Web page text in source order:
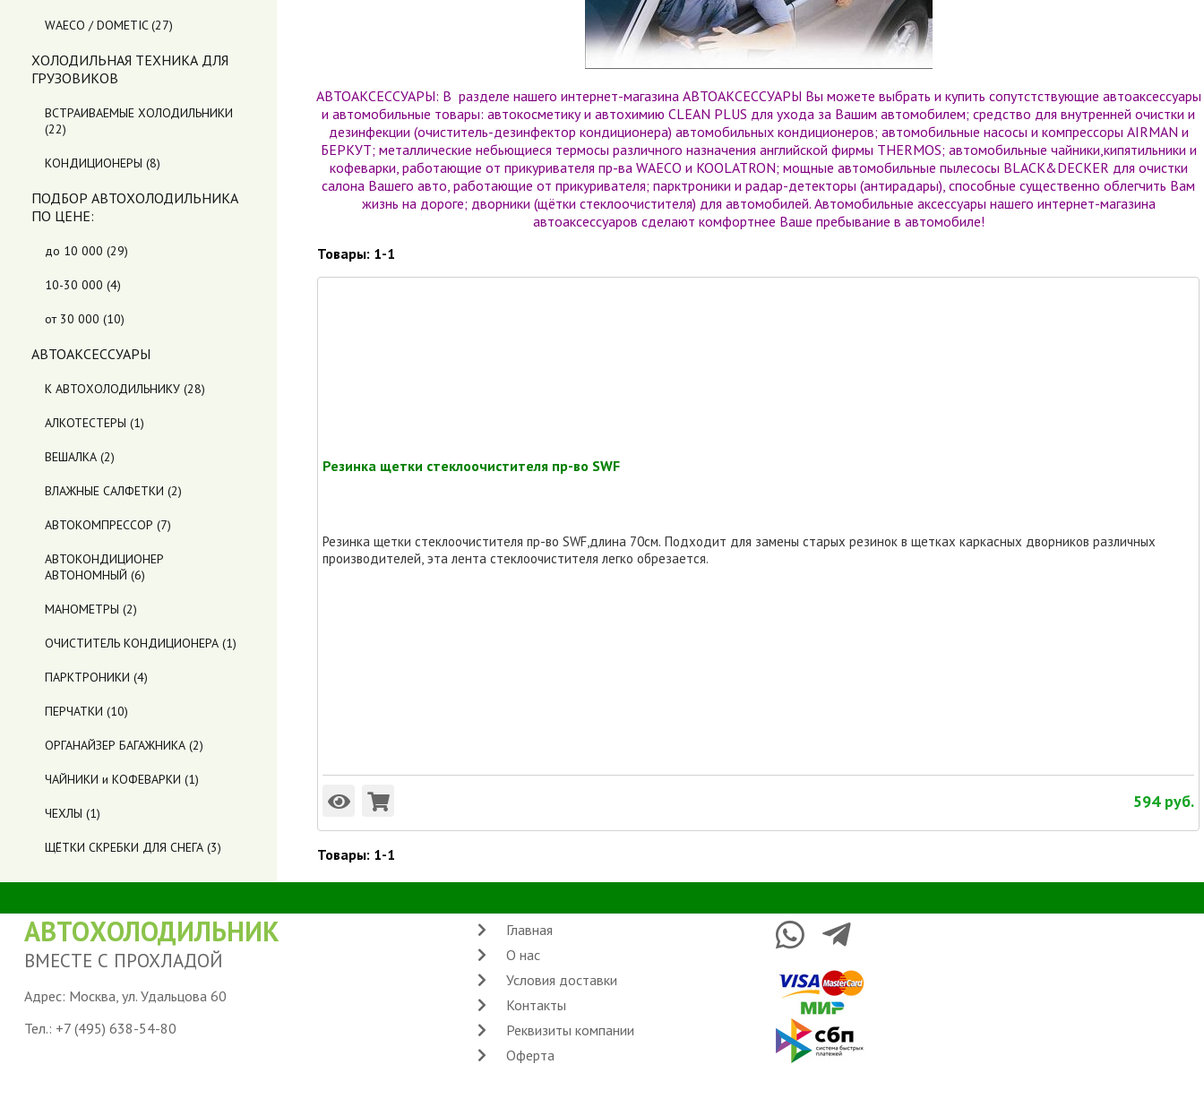
WAECO / DOMETIC(27)
ХОЛОДИЛЬНАЯ ТЕХНИКА ДЛЯ
ГРУЗОВИКОВ
ВСТРАИВАЕМЫЕ ХОЛОДИЛЬНИКИ
(22)
КОНДИЦИОНЕРЫ (8)
ПОДБОР АВТОХОЛОДИЛЬНИКА
ПO ЦЕНЕ:
до 10 000 (29)
10-30 000 (4)
от 30 000 (10)
АВТОАКСЕССУАРЫ
К АВТОХОЛОДИЛЬНИКУ (28)
АЛКОТЕСТЕРЫ (1)
ВЕШАЛКА (2)
ВЛАЖНЫЕ САЛФЕТКИ (2)
АВТОКОМПРЕССОР (7)
АВТОКОНДИЦИОНЕР
АВТОНОМНЫЙ (6)
МАНОМЕТРЫ (2)
ОЧИСТИТЕЛЬ КОНДИЦИОНЕРА (1)
ПАРКТРОНИКИ (4)
ПЕРЧАТКИ (10)
ОРГАНАЙЗЕР БАГАЖНИКА (2)
ЧАЙНИКИ и КОФЕВАРКИ (1)
ЧЕХЛЫ (1)
ЩЁТКИ СКРЕБКИ ДЛЯ СНЕГА (3)
АВТОАКСЕССУАРЫ: В разделе нашего интернет-магазина АВТОАКСЕССУАРЫ Вы можете выбрать и купить сопутстствующие автоаксессуары
и автомобильные товары: автокосметику и автохимию CLEAN PLUS для ухода за Вашим автомобилем; средство для внутренней очистки и
дезинфекции (очиститель-дезинфектор кондиционера) автомобильных кондиционеров; автомобильные насосы и компрессоры AIRMAN и
БЕРКУТ; металлические небьющиеся термосы различного назначения английской фирмы THERMOS; автомобильные чайники,кипятильники и
кофеварки, работающие от прикуривателя пр-ва WAECO и KOOLATRON; мощные автомобильные пылесосы BLACK&DECKER для очистки
салона Вашего авто, работающие от прикуривателя; парктроники и радар-детекторы (антирадары), способные существенно облегчить Вам
жизнь на дороге; дворники (щётки стеклоочистителя) для автомобилей. Автомобильные аксессуары нашего интернет-магазина
автоаксессуаров сделают комфортнее Ваше пребывание в автомобиле!
Товары: 1-1
Резинка щетки стеклоочистителя пр-во SWF
Резинка щетки стеклоочистителя пр-во SWF,длина 70см. Подходит для замены старых резинок в щетках каркасных дворников различных
производителей, эта лента стеклоочистителя легко обрезается.
594 руб.
Товары: 1-1
АВТОХОЛОДИЛЬНИК
ВМЕСТЕ С ПРОХЛАДОЙ
Адрес: Москва, ул. Удальцова 60
Тел.: +7 (495) 638-54-80
Главная
О нас
Условия доставки
Контакты
Реквизиты компании
Оферта